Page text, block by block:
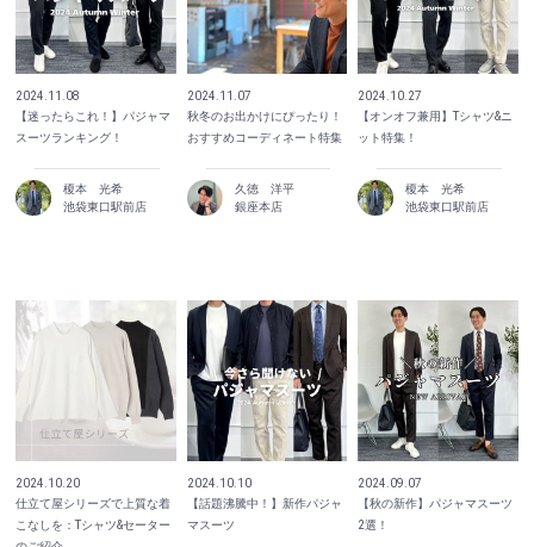
2024.11.08
【迷ったらこれ！】パジャマ
スーツランキング！
榎本 光希
池袋東口駅前店
2024.11.07
秋冬のお出かけにぴったり！
おすすめコーディネート特集
久徳 洋平
銀座本店
2024.10.27
【オンオフ兼用】Tシャツ&ニ
ット特集！
榎本 光希
池袋東口駅前店
2024.10.20
仕立て屋シリーズで上質な着
こなしを：Tシャツ&セーター
2024.10.10
【話題沸騰中！】新作パジャ
マスーツ
2024.09.07
【秋の新作】パジャマスーツ
2選！